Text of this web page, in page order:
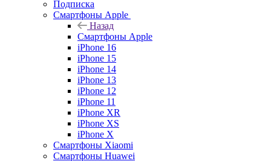
Подписка
Смартфоны Apple
Назад
Смартфоны Apple
iPhone 16
iPhone 15
iPhone 14
iPhone 13
iPhone 12
iPhone 11
iPhone XR
iPhone XS
iPhone X
Смартфоны Xiaomi
Смартфоны Huawei